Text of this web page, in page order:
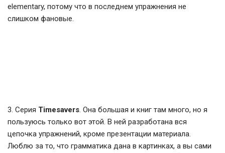
elementary, потому что в последнем упражнения не
слишком фановые.
3. Серия Timesavers. Она большая и книг там много, но я
пользуюсь только вот этой. В ней разработана вся
цепочка упражнений, кроме презентации материала.
Люблю за то, что грамматика дана в картинках, а вы сами